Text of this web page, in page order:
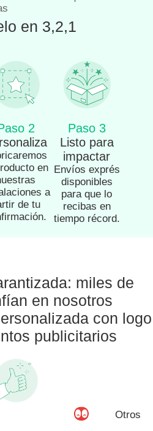
en 3,2,1
2
en
a
de tu
Paso 3
Listo para
impactar
Envíos exprés
disponibles
para que lo
recibas en
tiempo récord.
miles de
en nosotros
con logo
publicitarios
Otros